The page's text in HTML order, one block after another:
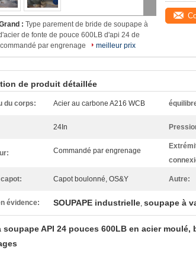
: Type parement de bride de soupape à
de fonte de pouce 600LB d'api 24 de
par engrenage
meilleur prix
de produit détaillée
du corps: Acier au carbone A216 WCB
24In
Commandé par engrenage
Capot boulonné, OS&Y Autre:
évidence: SOUPAPE industrielle, soupape à
soupape API 24 pouces 600LB en acier moulé,